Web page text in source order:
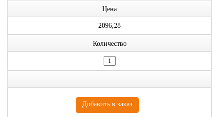
Цена
2096,28
Количество